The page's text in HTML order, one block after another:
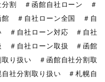
割 ＃函館自社ローン ＃
館 ＃自社ローン全国 ＃自
＃自社ローン対応 ＃自社
＃自社ローン取扱 ＃函館
り扱い ＃函館自社分割取
社分割取り扱い ＃札幌自